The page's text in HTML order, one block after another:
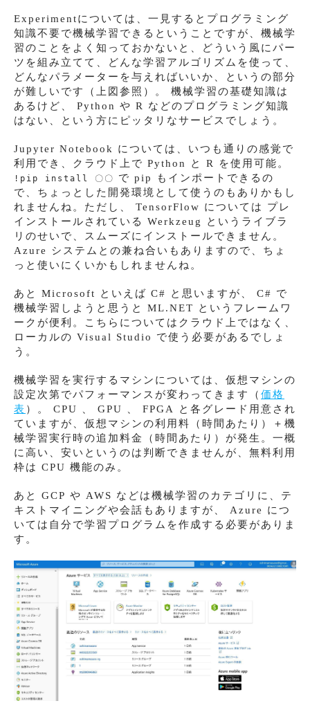
Experimentについては、一見するとプログラミング
知識不要で機械学習できるということですが、機械学
習のことをよく知っておかないと、どういう風にパー
ツを組み立てて、どんな学習アルゴリズムを使って、
どんなパラメーターを与えればいいか、というの部分
が難しいです（上図参照）。 機械学習の基礎知識は
あるけど、 Python や R などのプログラミング知識
はない、という方にピッタリなサービスでしょう。
Jupyter Notebook については、いつも通りの感覚で
利用でき、クラウド上で Python と R を使用可能。
!pip install 〇〇
で pip もインポートできるの
で、ちょっとした開発環境として使うのもありかもし
れませんね。ただし、 TensorFlow については プレ
インストールされている Werkzeug というライブラ
リのせいで、スムーズにインストールできません。
Azure システムとの兼ね合いもありますので、ちょ
っと使いにくいかもしれませんね。
あと Microsoft といえば C# と思いますが、 C# で
機械学習しようと思うと ML.NET というフレームワ
ークが便利。こちらについてはクラウド上ではなく、
ローカルの Visual Studio で使う必要があるでしょ
う。
機械学習を実行するマシンについては、仮想マシンの
設定次第でパフォーマンスが変わってきます（ 価格
表 ）。 CPU 、 GPU 、 FPGA と各グレード用意され
ていますが、仮想マシンの利用料（時間あたり）＋機
械学習実行時の追加料金（時間あたり）が発生。一概
に高い、安いというのは判断できませんが、無料利用
枠は CPU 機能のみ。
あと GCP や AWS などは機械学習のカテゴリに、テ
キストマイニングや会話もありますが、 Azure につ
いては自分で学習プログラムを作成する必要がありま
す。